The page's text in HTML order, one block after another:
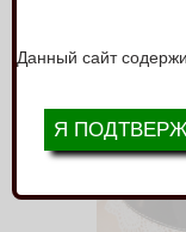
Данный сайт
Я
BDSM